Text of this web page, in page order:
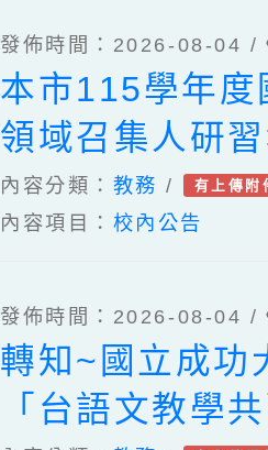
1152502188A
布，茲檢送發
修正條文各1份
發佈時間：2026-08-04 /
本市115學年度
領域召集人研
案。
內容分類： 教務 / 有上傳附
內容項目： 校內公告
發佈時間：2026-08-04 /
轉知~國立成功
「台語文教學